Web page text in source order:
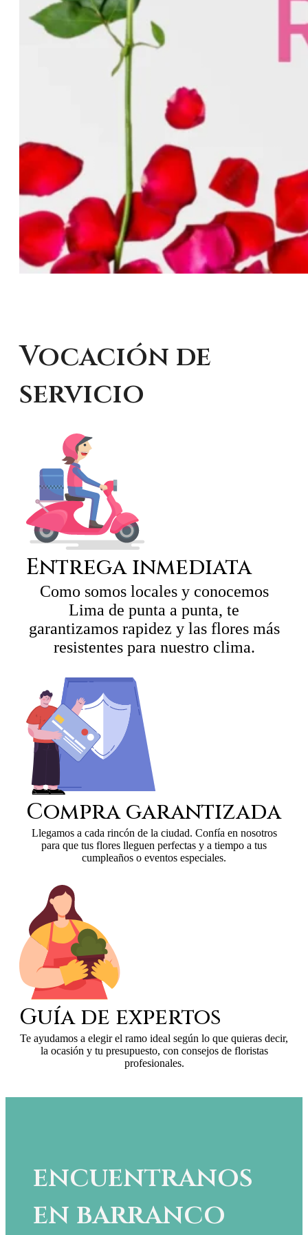
Vocación de
servicio
Entrega inmediata
Como somos locales y conocemos
Lima de punta a punta, te
garantizamos rapidez y las flores más
resistentes para nuestro clima.
Compra garantizada
Llegamos a cada rincón de la ciudad. Confía en nosotros
para que tus flores lleguen perfectas y a tiempo a tus
cumpleaños o eventos especiales.
Guía de expertos
Te ayudamos a elegir el ramo ideal según lo que quieras decir,
la ocasión y tu presupuesto, con consejos de floristas
profesionales.
encuentranos
en barranco